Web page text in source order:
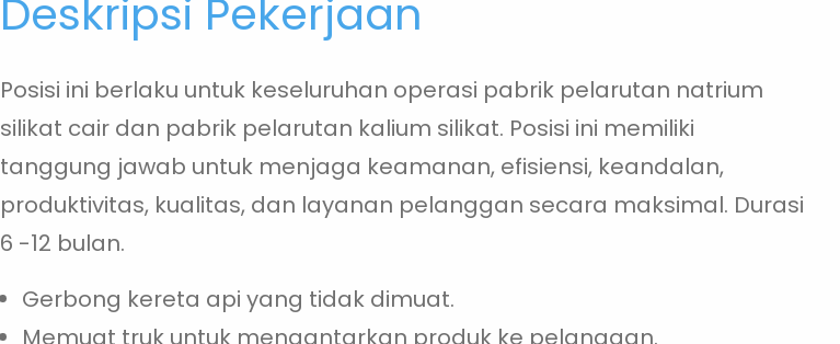
Deskripsi Pekerjaan
Posisi ini berlaku untuk keseluruhan operasi pabrik pelarutan natrium
silikat cair dan pabrik pelarutan kalium silikat. Posisi ini memiliki
tanggung jawab untuk menjaga keamanan, efisiensi, keandalan,
produktivitas, kualitas, dan layanan pelanggan secara maksimal. Durasi
6 -12 bulan.
Gerbong kereta api yang tidak dimuat.
Memuat truk untuk mengantarkan produk ke pelanggan.